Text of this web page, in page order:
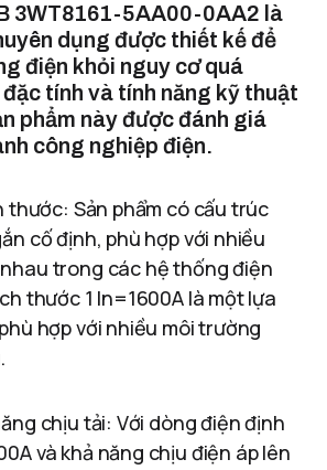
3WT8161-5AA00-0AA2 là
dụng được thiết kế để
điện khỏi nguy cơ quá
tính và tính năng kỹ thuật
phẩm này được đánh giá
công nghiệp điện.
thước: Sản phẩm có cấu trúc
cố định, phù hợp với nhiều
trong các hệ thống điện
thước 1 In=1600A là một lựa
hợp với nhiều môi trường
chịu tải: Với dòng điện định
và khả năng chịu điện áp lên